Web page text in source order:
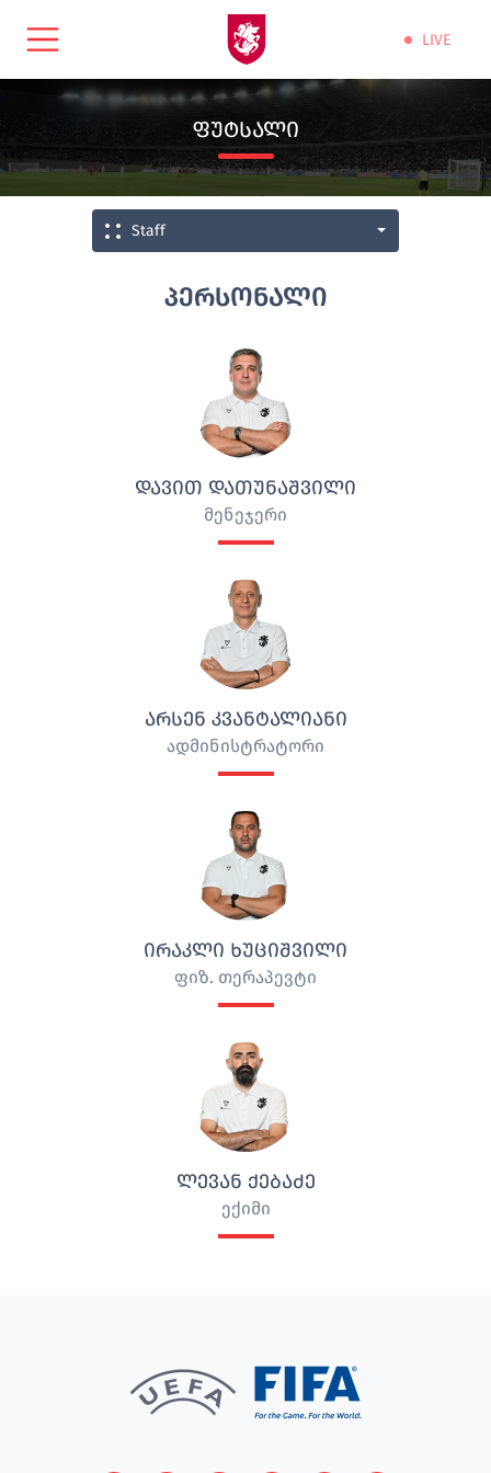
LIVE
ᲤᲣᲢᲡᲐᲚᲘ
Staff
პერსონალი
ᲓᲐᲕᲘᲗ ᲓᲐᲗᲣᲜᲐᲨᲕᲘᲚᲘ
მენეჯერი
ᲐᲠᲡᲔᲜ ᲙᲕᲐᲜᲢᲐᲚᲘᲐᲜᲘ
ადმინისტრატორი
ᲘᲠᲐᲙᲚᲘ ᲮᲣᲪᲘᲨᲕᲘᲚᲘ
ფიზ. თერაპევტი
ᲚᲔᲕᲐᲜ ᲥᲔᲑᲐᲫᲔ
ექიმი